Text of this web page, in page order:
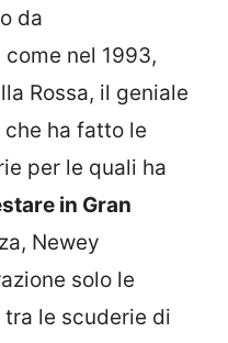
da
come nel 1993,
Rossa, il geniale
ha fatto le
per le quali ha
in Gran
Newey
solo le
le scuderie di